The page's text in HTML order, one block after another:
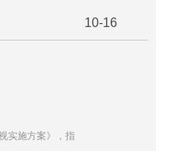
10-16
实施方案》，指